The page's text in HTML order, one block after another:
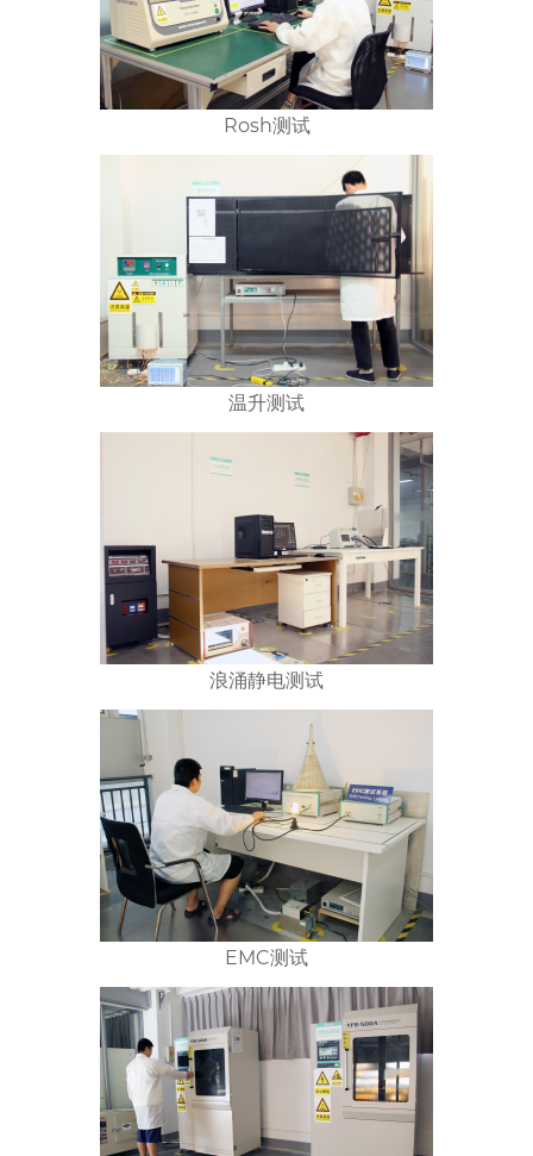
Rosh测试
温升测试
浪涌静电测试
EMC测试